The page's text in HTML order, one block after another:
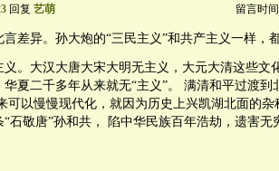
回复 艺萌 留言时
言差异。孙大炮的“三民主义”和共产主义一样，
义。大汉大唐大宋大明无主义，大元大清这些文
华夏二千多年从来就无“主义”。 满清和平过渡到
可以慢慢现代化，就因为历史上兴凯湖北面的
“石敬唐”孙和共， 陷中华民族百年浩劫，遗害无